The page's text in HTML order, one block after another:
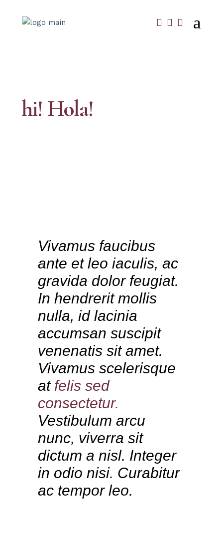
hi! Hola!
Vivamus faucibus
ante et leo iaculis, ac
gravida dolor feugiat.
In hendrerit mollis
nulla, id lacinia
accumsan suscipit
venenatis sit amet.
Vivamus scelerisque
at felis sed
consectetur.
Vestibulum arcu
nunc, viverra sit
dictum a nisl. Integer
in odio nisi. Curabitur
ac tempor leo.